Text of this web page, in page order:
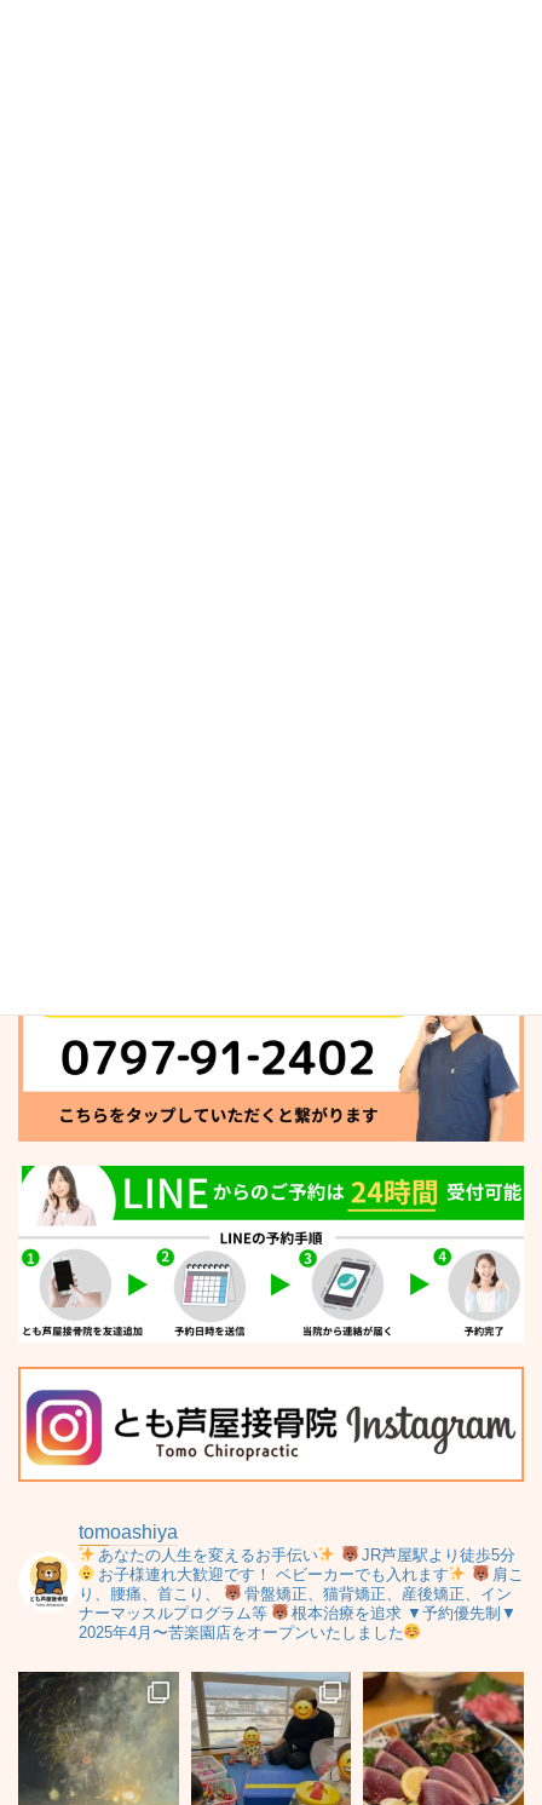
tomoashiya
あなたの人生を変えるお手伝い
JR芦屋駅より徒歩5分
お子様連れ大歓迎です！ ベビーカーでも入れます
肩こ
り、腰痛、首こり、
骨盤矯正、猫背矯正、産後矯正、イン
ナーマッスルプログラム等
根本治療を追求 ▼予約優先制▼
2025年4月〜苦楽園店をオープンいたしました